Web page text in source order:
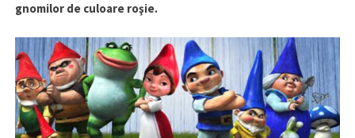
gnomilor de culoare roşie.